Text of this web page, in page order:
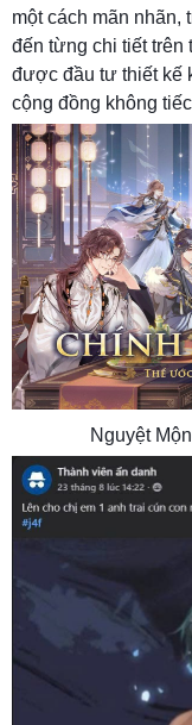
một cách mãn nhãn,
đến từng chi tiết trên
được đầu tư thiết kế
cộng đồng không
Nguyệt